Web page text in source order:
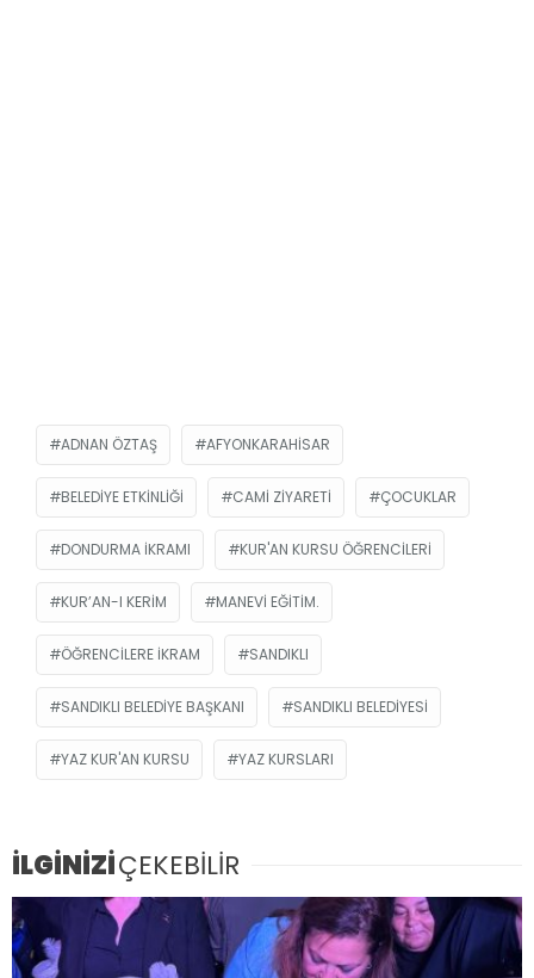
ADNAN ÖZTAŞ AFYONKARAHISAR
BELEDIYE ETKINLIĞI CAMI ZIYARETI ÇOCUKLAR
DONDURMA IKRAMI KUR'AN KURSU ÖĞRENCILERI
KUR’AN-I KERIM MANEVI EĞITIM.
ÖĞRENCILERE IKRAM SANDIKLI
SANDIKLI BELEDIYE BAŞKANI SANDIKLI BELEDIYESI
YAZ KUR'AN KURSU YAZ KURSLARI
İLGİNİZİÇEKEBİLİR